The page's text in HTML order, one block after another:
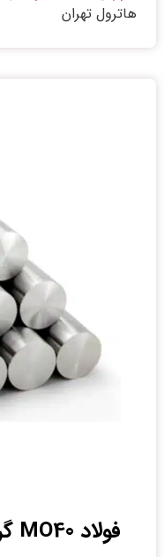
هاترول تهران
فولاد MO40 گرد 50 هاترول تهران